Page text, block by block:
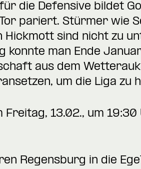
die Defensive bildet
pariert. Stürmer wie
Hickmott sind nicht zu
konnte man Ende
aus dem
um die Liga zu
13.02., um 19:30
Regensburg in die